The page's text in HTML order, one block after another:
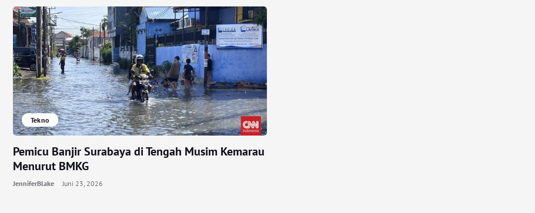
Tekno
Pemicu Banjir Surabaya di Tengah Musim Kemarau
Menurut BMKG
JenniferBlake Juni 23, 2026